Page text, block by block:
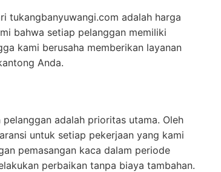
tukangbanyuwangi.com adalah harga
bahwa setiap pelanggan memiliki
kami berusaha memberikan layanan
Anda.
adalah prioritas utama. Oleh
untuk setiap pekerjaan yang kami
pemasangan kaca dalam periode
perbaikan tanpa biaya tambahan.